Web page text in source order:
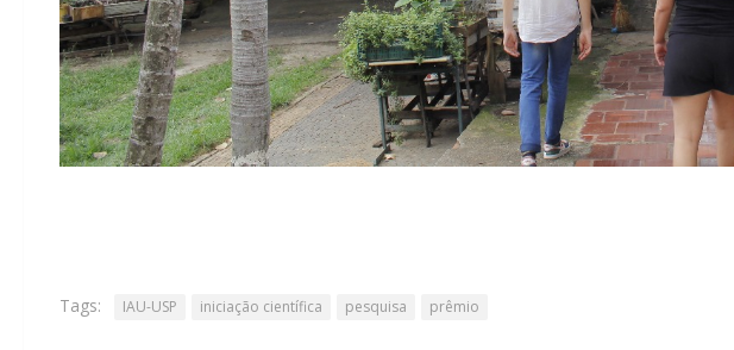
Tags: IAU-USP iniciação científica pesquisa prêmio